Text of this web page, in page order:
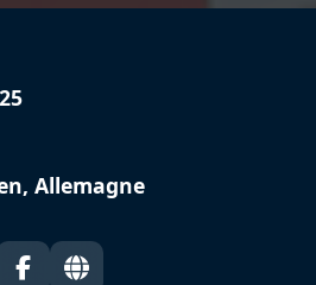
Allemagne